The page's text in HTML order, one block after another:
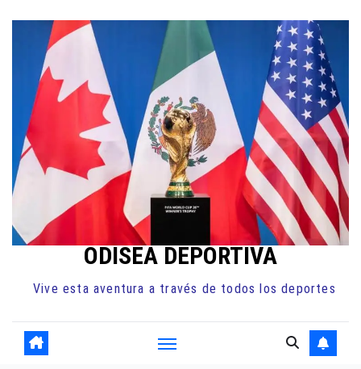
contenido
ODISEA DEPORTIVA
Vive esta aventura a través de todos los deportes